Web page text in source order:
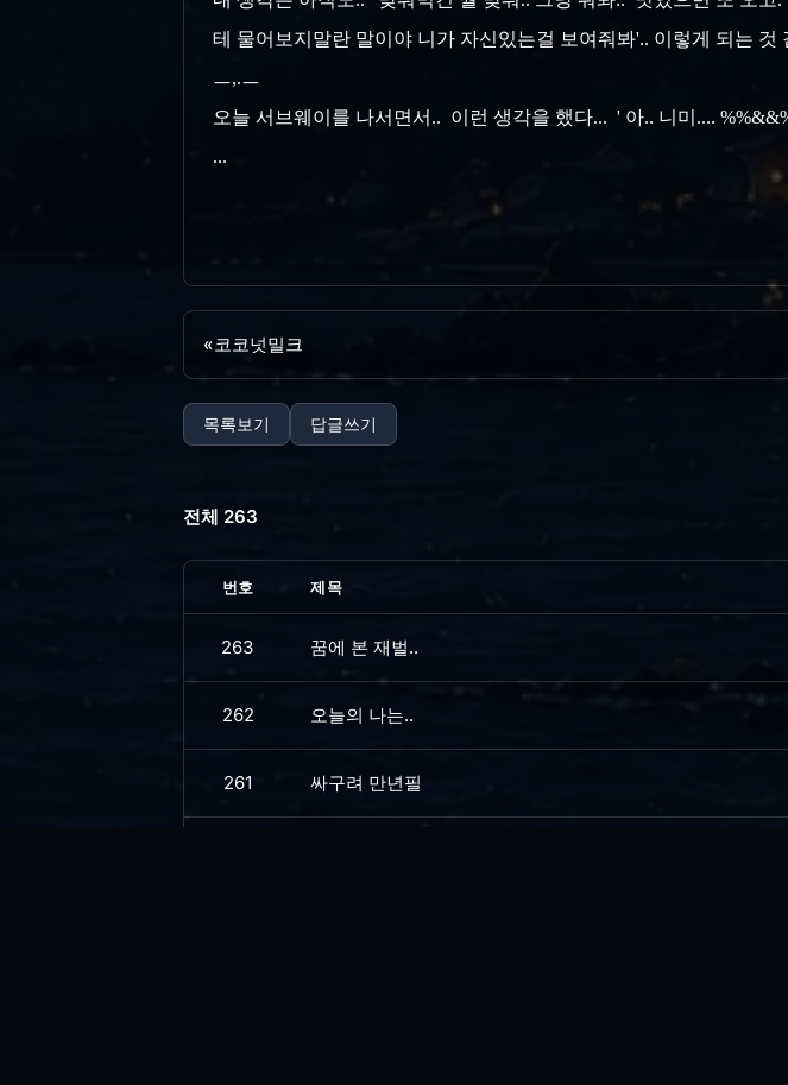
테 물어보지말란 말이야 니가 자신있는걸 보여줘봐'.. 이렇게 되
ㅡ,.ㅡ
오늘 서브웨이를 나서면서.. 이런 생각을 했다... ' 아.. 니미....
...
«코코넛밀크
목록보기 답글쓰기
전체 263
번호 제목
263 꿈에 본 재벌..
262 오늘의 나는..
261 싸구려 만년필